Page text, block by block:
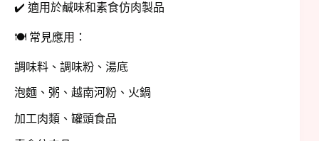
✔️ 適用於鹹味和素食仿肉製品
🍽️ 常見應用：
調味料、調味粉、湯底
泡麵、粥、越南河粉、火鍋
加工肉類、罐頭食品